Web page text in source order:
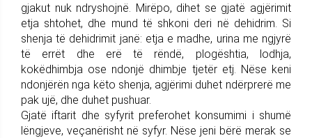
gjakut nuk ndryshojnë. Mirëpo, dihet se gjatë agjërimit
etja shtohet, dhe mund të shkoni deri në dehidrim. Si
shenja të dehidrimit janë: etja e madhe, urina me ngjyrë
të errët dhe erë të rëndë, plogështia, lodhja,
kokëdhimbja ose ndonjë dhimbje tjetër etj. Nëse keni
ndonjërën nga këto shenja, agjërimi duhet ndërprerë me
pak ujë, dhe duhet pushuar.
Gjatë iftarit dhe syfyrit preferohet konsumimi i shumë
lëngjeve, veçanërisht në syfyr. Nëse jeni bërë merak se